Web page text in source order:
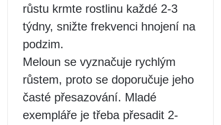
růstu krmte rostlinu každé 2-3
týdny, snižte frekvenci hnojení na
podzim.
Meloun se vyznačuje rychlým
růstem, proto se doporučuje jeho
časté přesazování. Mladé
exempláře je třeba přesadit 2-